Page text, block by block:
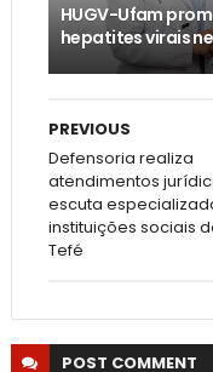
HUGV-Ufam
hepatites virais
PREVIOUS
Defensoria realiza
atendimentos
escuta
instituições sociais
Tefé
POST COMMENT